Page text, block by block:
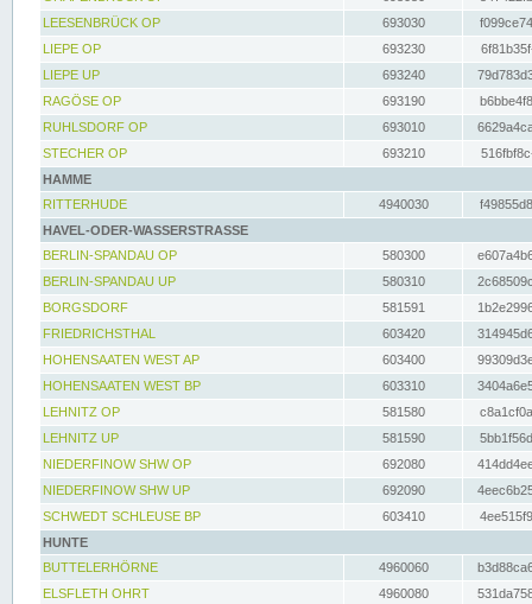
LEESENBRÜCK OP
693030
LIEPE OP
693230
LIEPE UP
693240
RAGÖSE OP
693190
RUHLSDORF OP
693010
STECHER OP
693210
HAMME
RITTERHUDE
4940030
HAVEL-ODER-WASSERSTRASSE
BERLIN-SPANDAU OP
580300
BERLIN-SPANDAU UP
580310
BORGSDORF
581591
FRIEDRICHSTHAL
603420
HOHENSAATEN WEST AP
603400
HOHENSAATEN WEST BP
603310
LEHNITZ OP
581580
LEHNITZ UP
581590
NIEDERFINOW SHW OP
692080
NIEDERFINOW SHW UP
692090
SCHWEDT SCHLEUSE BP
603410
HUNTE
BUTTELERHÖRNE
4960060
ELSFLETH OHRT
4960080